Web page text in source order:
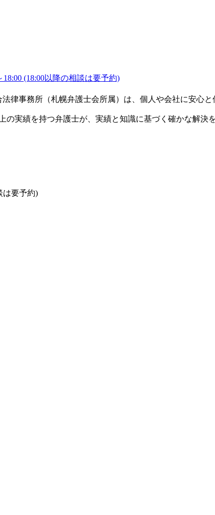
18:00 (18:00以降の相談は要予約)
律事務所（札幌弁護士会所属）は、個人や会社に安心と
の実績を持つ弁護士が、実績と知識に基づく確かな解決
は要予約)